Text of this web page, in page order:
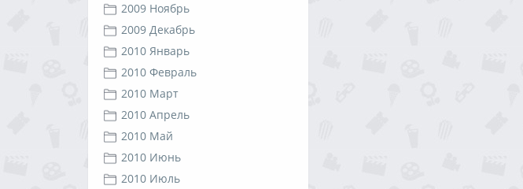
2009 Ноябрь
2009 Декабрь
2010 Январь
2010 Февраль
2010 Март
2010 Апрель
2010 Май
2010 Июнь
2010 Июль